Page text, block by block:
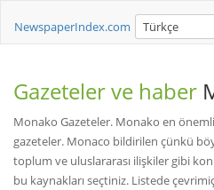
NewspaperIndex.com Türkçe
Gazeteler ve haber
Monako Gazeteler. Monako en
gazeteler. Monaco bildirilen çünkü
toplum ve uluslararası ilişkiler gibi
bu kaynakları seçtiniz. Listede